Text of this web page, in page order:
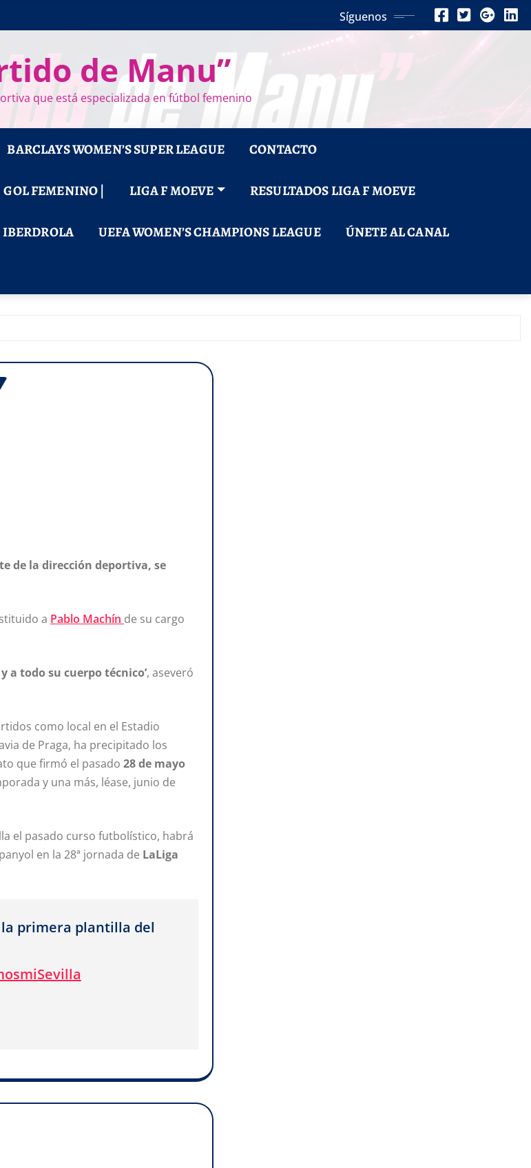
Síguenos
de Manu”
que está especializada en fútbol femenino
BARCLAYS WOMEN’S SUPER LEAGUE CONTACTO
GOL FEMENINO | LIGA F MOEVE RESULTADOS LIGA F MOEVE
IBERDROLA UEFA WOMEN’S CHAMPIONS LEAGUE ÚNETE AL CANAL
de la dirección deportiva, se
a Pablo Machín de su cargo
a todo su cuerpo técnico’, aseveró
como local en el Estadio
de Praga, ha precipitado los
que firmó el pasado 28 de mayo
y una más, léase, junio de
el pasado curso futbolístico, habrá
en la 28ª jornada de LaLiga
la primera plantilla del